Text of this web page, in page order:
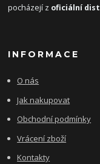
pocházejí z oficiální
INFORMACE
O nás
Jak nakupovat
Obchodní podmínky
Vrácení zboží
Kontakty